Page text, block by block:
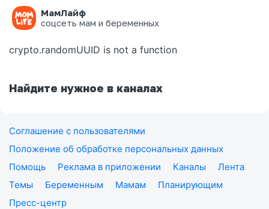
МамЛайф
соцсеть мам и беременных
Ошибка на странице
crypto.randomUUID is not a function
Найдите нужное в каналах
Соглашение с пользователями
Положение об обработке персональных данных
Помощь
Реклама в приложении Каналы
Лента
Темы
Беременным Мамам
Планирующим
Пресс-центр